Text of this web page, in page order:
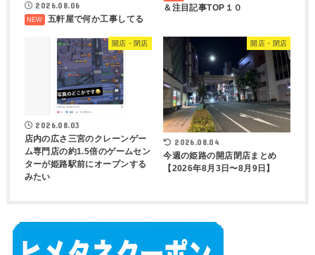
2026.08.06
五軒屋で何か工事してる
＆注目記事TOP１０
開店・閉店
2026.08.03
店内の広さ三宮のクレーンゲー
ム専門店の約1.5倍のゲームセン
ターが姫路駅前にオープンする
みたい
開店・閉店
2026.08.04
今週の姫路の開店閉店まとめ
【2026年8月3日〜8月9日】